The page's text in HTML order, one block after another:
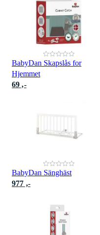
BabyDan Skapslås for
Hjemmet
69 ,-
BabyDan Sänghäst
977 ,-